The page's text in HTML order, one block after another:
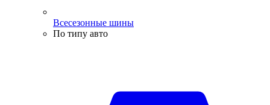
Всесезонные шины
По типу авто